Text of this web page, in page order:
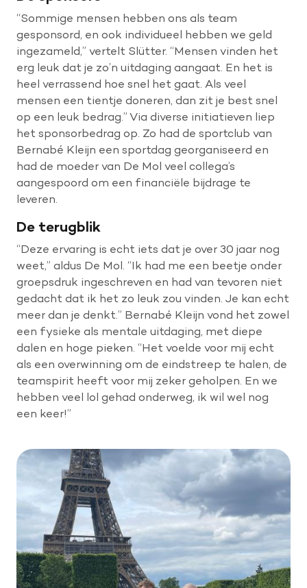
“Sommige mensen hebben ons als team
gesponsord, en ook individueel hebben we geld
ingezameld,” vertelt Slütter. “Mensen vinden het
erg leuk dat je zo’n uitdaging aangaat. En het is
heel verrassend hoe snel het gaat. Als veel
mensen een tientje doneren, dan zit je best snel
op een leuk bedrag.” Via diverse initiatieven liep
het sponsorbedrag op. Zo had de sportclub van
Bernabé Kleijn een sportdag georganiseerd en
had de moeder van De Mol veel collega’s
aangespoord om een financiële bijdrage te
leveren.
De terugblik
“Deze ervaring is echt iets dat je over 30 jaar nog
weet,” aldus De Mol. “Ik had me een beetje onder
groepsdruk ingeschreven en had van tevoren niet
gedacht dat ik het zo leuk zou vinden. Je kan echt
meer dan je denkt.” Bernabé Kleijn vond het zowel
een fysieke als mentale uitdaging, met diepe
dalen en hoge pieken. “Het voelde voor mij echt
als een overwinning om de eindstreep te halen, de
teamspirit heeft voor mij zeker geholpen. En we
hebben veel lol gehad onderweg, ik wil wel nog
een keer!”